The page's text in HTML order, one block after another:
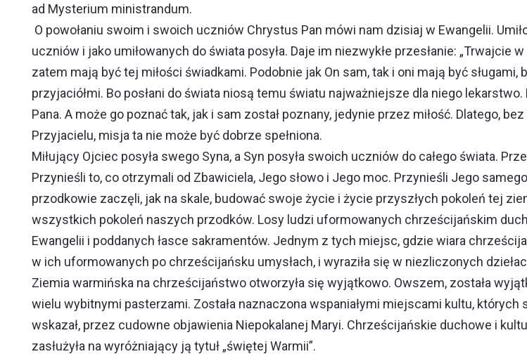
ad Mysterium ministrandum.
O powołaniu swoim i swoich uczniów Chrystus Pan mówi nam dzisiaj w Ewangelii.
uczniów i jako umiłowanych do świata posyła. Daje im niezwykłe przesłanie: „Trwajcie
zatem mają być tej miłości świadkami. Podobnie jak On sam, tak i oni mają być
przyjaciółmi. Bo posłani do świata niosą temu światu najważniejsze dla niego
Pana. A może go poznać tak, jak i sam został poznany, jedynie przez miłość. Dlatego,
Przyjacielu, misja ta nie może być dobrze spełniona.
Miłujący Ojciec posyła swego Syna, a Syn posyła swoich uczniów do całego świata.
Przynieśli to, co otrzymali od Zbawiciela, Jego słowo i Jego moc. Przynieśli Jego
przodkowie zaczęli, jak na skale, budować swoje życie i życie przyszłych pokoleń tej
wszystkich pokoleń naszych przodków. Losy ludzi uformowanych chrześcijańskim
Ewangelii i poddanych łasce sakramentów. Jednym z tych miejsc, gdzie wiara
w ich uformowanych po chrześcijańsku umysłach, i wyraziła się w niezliczonych
Ziemia warmińska na chrześcijaństwo otworzyła się wyjątkowo. Owszem, została
wielu wybitnymi pasterzami. Została naznaczona wspaniałymi miejscami kultu,
wskazał, przez cudowne objawienia Niepokalanej Maryi. Chrześcijańskie duchowe i
zasłużyła na wyróżniający ją tytuł „świętej Warmii”.